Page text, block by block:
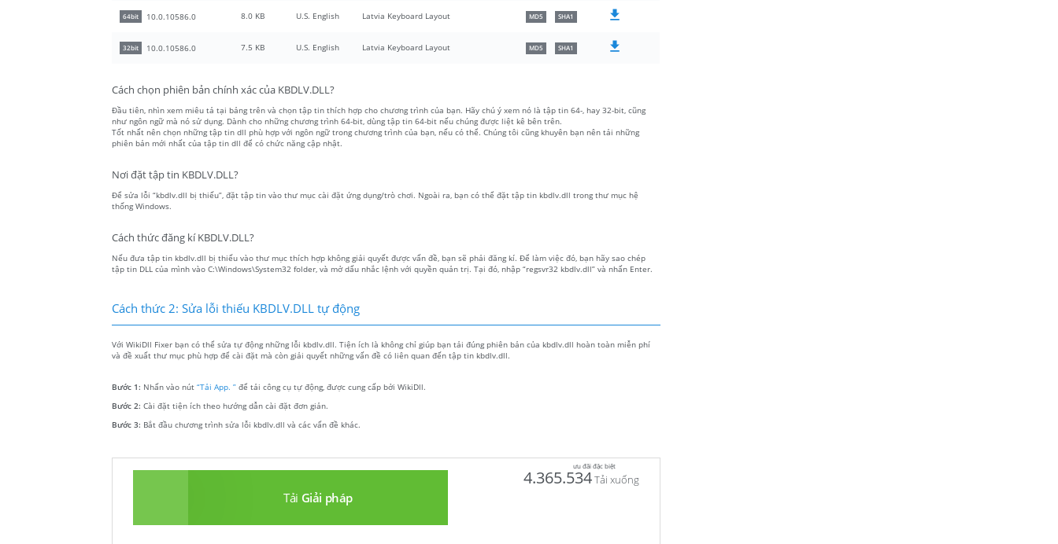
64bit 10.0.10586.0 8.0 KB U.S. English Latvia Keyboard Layout MD5 SHA1
32bit 10.0.10586.0 7.5 KB U.S. English Latvia Keyboard Layout MD5 SHA1
Cách chọn phiên bản chính xác của KBDLV.DLL?
Đầu tiên, nhìn xem miêu tả tại bảng trên và chọn tập tin thích hợp cho chương trình của bạn. Hãy chú ý xem nó là tập tin 64-, hay 32-bit, cũng
như ngôn ngữ mà nó sử dụng. Dành cho những chương trình 64-bit, dùng tập tin 64-bit nếu chúng được liệt kê bên trên.
Tốt nhất nên chọn những tập tin dll phù hợp với ngôn ngữ trong chương trình của bạn, nếu có thể. Chúng tôi cũng khuyên bạn nên tải những
phiên bản mới nhất của tập tin dll để có chức năng cập nhật.
Nơi đặt tập tin KBDLV.DLL?
Để sửa lỗi “kbdlv.dll bị thiếu”, đặt tập tin vào thư mục cài đặt ứng dụng/trò chơi. Ngoài ra, bạn có thể đặt tập tin kbdlv.dll trong thư mục hệ
thống Windows.
Cách thức đăng kí KBDLV.DLL?
Nếu đưa tập tin kbdlv.dll bị thiếu vào thư mục thích hợp không giải quyết được vấn đề, bạn sẽ phải đăng kí. Để làm việc đó, bạn hãy sao chép
tập tin DLL của mình vào C:\Windows\System32 folder, và mở dấu nhắc lệnh với quyền quản trị. Tại đó, nhập “regsvr32 kbdlv.dll” và nhấn Enter.
Cách thức 2: Sửa lỗi thiếu KBDLV.DLL tự động
Với WikiDll Fixer bạn có thể sửa tự động những lỗi kbdlv.dll. Tiện ích là không chỉ giúp bạn tải đúng phiên bản của kbdlv.dll hoàn toàn miễn phí
và đề xuất thư mục phù hợp để cài đặt mà còn giải quyết những vấn đề có liên quan đến tập tin kbdlv.dll.
Bước 1: Nhấn vào nút “Tải App. ” để tải công cụ tự động, được cung cấp bởi WikiDll.
Bước 2: Cài đặt tiện ích theo hướng dẫn cài đặt đơn giản.
Bước 3: Bắt đầu chương trình sửa lỗi kbdlv.dll và các vấn đề khác.
ưu đãi đặc biệt
Tải Giải pháp
4.365.534Tải xuống